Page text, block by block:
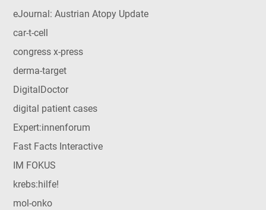
eJournal: Austrian Atopy Update
car-t-cell
congress x-press
derma-target
DigitalDoctor
digital patient cases
Expert:innenforum
Fast Facts Interactive
IM FOKUS
krebs:hilfe!
mol-onko